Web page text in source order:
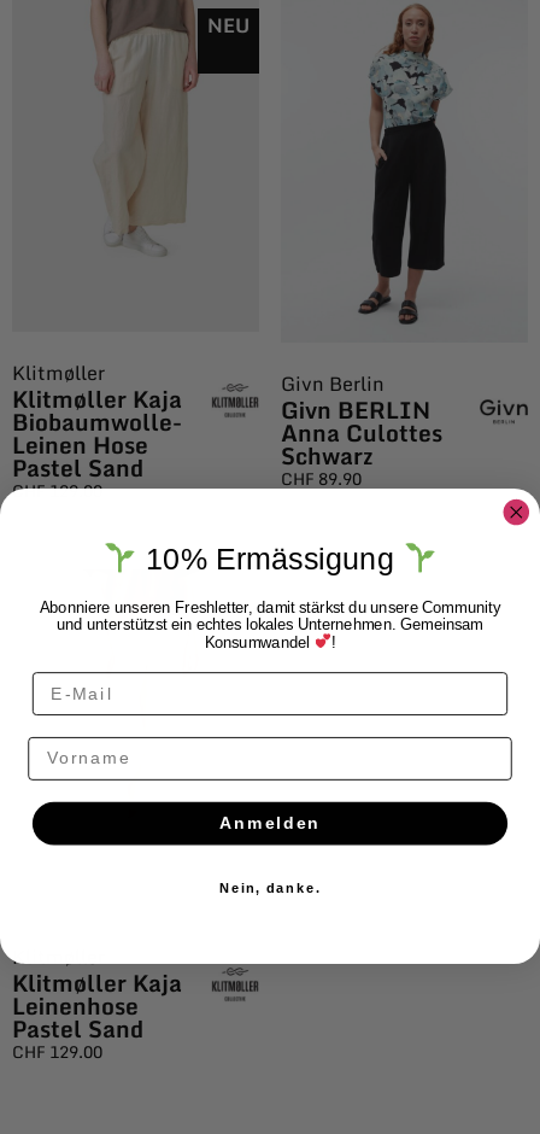
NEU
Klitmøller
Klitmøller Kaja
Biobaumwolle-
Leinen Hose
Pastel Sand
CHF129.00
Givn Berlin
Givn BERLIN
Anna Culottes
Schwarz
CHF 89.90
Klitmøller
Klitmøller Kaja
Leinenhose
Pastel Sand
CHF 129.00
10% Ermässigung
Abonniere unseren Freshletter, damit stärkst du unsere Community
und unterstützst ein echtes lokales Unternehmen. Gemeinsam
Konsumwandel !
Vorname
Anmelden
Nein, danke.